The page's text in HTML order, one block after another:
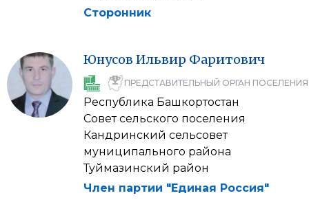
Сторонник
Юнусов Ильвир Фаритович
ПРЕДСТАВИТЕЛЬНЫЙ ОРГАН ПОСЕЛЕНИЯ
Республика Башкортостан
Совет сельского поселения
Кандринский сельсовет
муниципального района
Туймазинский район
Член партии "Единая Россия"